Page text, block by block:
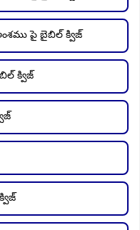
పై బైబిల్ క్విజ్
క్విజ్